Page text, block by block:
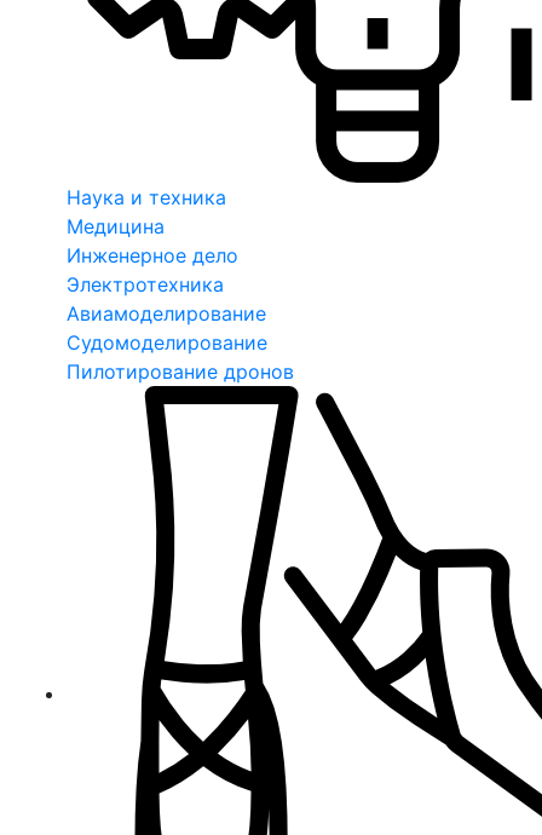
Наука и техника
Медицина
Инженерное дело
Электротехника
Авиамоделирование
Судомоделирование
Пилотирование дронов